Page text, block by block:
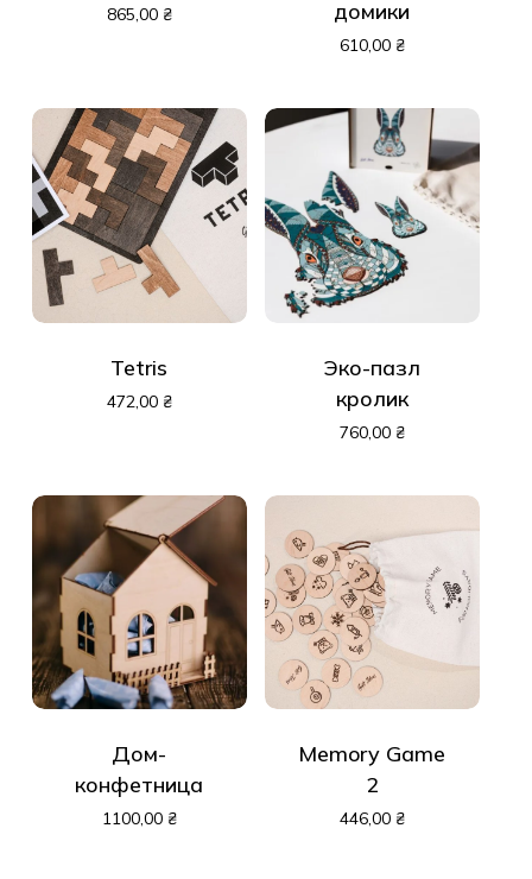
865,00 ₴ домики
610,00 ₴
Tetris
472,00 ₴
Эко-пазл
кролик
760,00 ₴
Дом-
конфетница
1100,00 ₴
Memory Game
2
446,00 ₴